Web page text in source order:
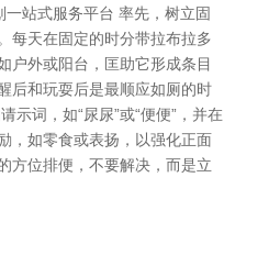
站式服务平台 率先，树立固
每天在固定的时分带拉布拉多
户外或阳台，匡助它形成条目
后和玩耍后是最顺应如厕的时
示词，如“尿尿”或“便便”，并在
，如零食或表扬，以强化正面
方位排便，不要解决，而是立